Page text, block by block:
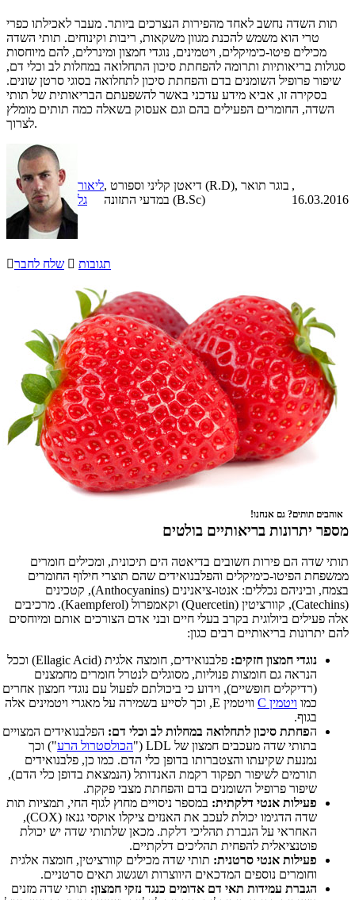
תות השדה נחשב לאחד מהפירות הנצרכים ביותר. מעבר לאכילתו כפרי
טרי הוא משמש להכנת מגוון משקאות, ריבות וקינוחים. תותי השדה
מכילים פיטו-כימיקלים, ויטמינים, נוגדי חמצון ומינרלים, להם מיוחסות
סגולות בריאותיות ותרומה להפחתת סיכון התחלואה במחלות לב וכלי דם,
שיפור פרופיל השומנים בדם והפחתת סיכון לתחלואה בסוגי סרטן שונים.
בסקירה זו, אביא מידע עדכני באשר להשפעתם הבריאותית של תותי
השדה, החומרים הפעילים בהם וגם אעסוק בשאלה כמה תותים מומלץ
לצרוך.
ליאור
גל
, דיאטן קליני וספורט (R.D), בוגר תואר
במדעי התזונה (B.Sc)
,
16.03.2016
שלח לחבר  תגובות
אוהבים תותים? גם אנחנו!
מספר יתרונות בריאותיים בולטים
תותי שדה הם פירות חשובים בדיאטה הים תיכונית, ומכילים חומרים
ממשפחת הפיטו-כימיקלים והפלבנואידים שהם תוצרי חילוף החומרים
בצמח, וביניהם נכללים: אנטו-ציאנינים (Anthocyanins), קטכינים
(Catechins), קוורציטין (Quercetin) וקאמפרול (Kaempferol). מרכיבים
אלה פעילים ביולוגית בקרב בעלי חיים ובני אדם הצורכים אותם ומיוחסים
להם יתרונות בריאותיים רבים כגון:
נוגדי חמצון חזקים:
פלבנואידים, חומצה אלגית (Ellagic Acid) וככל
הנראה גם חומצות פנוליות, מסוגלים לנטרל חומרים מחמצנים
(רדיקלים חופשיים), וידוע כי ביכולתם לפעול עם נוגדי חמצון אחרים
כמו ויטמין C
וויטמין E, וכך לסייע בשמירה על מאגרי ויטמינים אלה
בגוף.
הפחתת סיכון לתחלואה במחלות לב וכלי דם: הפלבנואידים המצויים
בתותי שדה מעכבים חמצון של LDL ("
הכולסטרול הרע") וכך
נמנעת שקיעתו והצטברותו בדופן כלי הדם. כמו כן, פלבנואידים
תורמים לשיפור תפקוד רקמת האנדותל (הנמצאת בדופן כלי הדם),
שיפור פרופיל השומנים בדם והפחתת מצבי פקקת.
פעילות אנטי דלקתית: במספר ניסויים מחוץ לגוף החי, תמציות תות
שדה הדגימו יכולת לעכב את האנזים ציקלו אוקסי גנאז (COX),
האחראי על הגברת תהליכי דלקת. מכאן שלתותי שדה יש יכולת
פוטנציאלית להפחית תהליכים דלקתיים.
פעילות אנטי סרטנית: תותי שדה מכילים קוורציטין, חומצה אלגית
וחומרים נוספים המדכאים היווצרות ושגשוג תאים סרטניים.
הגברת עמידות תאי דם אדומים כנגד נזקי חמצון: תותי שדה מזנים